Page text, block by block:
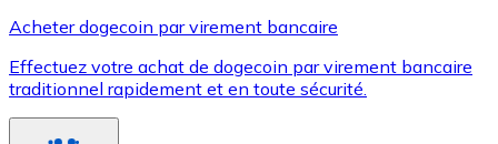
Utilisez les cartes Visa et Mastercard pour acheter
Acheter avec carte
Acheter dogecoin par virement bancaire
Effectuez votre achat de dogecoin par virement bancaire
traditionnel rapidement et en toute sécurité.